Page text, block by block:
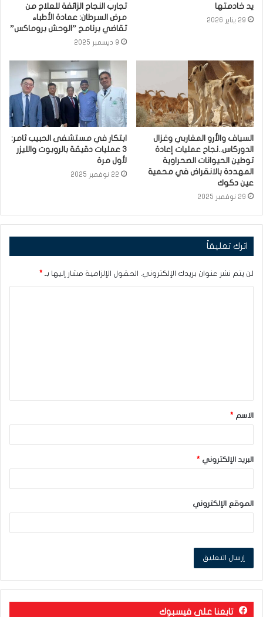
يد خادمتها⁩
29 يناير 2026
تجارب النجاح الزائفة للعلاج من
مرض السرطان: عمادة الأطباء
تقاضي برنامج ”الوحش بروماكس”
9 ديسمبر 2025
السياف والأرو المغاربي وغزال
الدوركاس..نجاح عمليات إعادة
توطين الحيوانات الصحراوية
المهددة بالانقراض في محمية
عين دكوك
29 نوفمبر 2025
ابتكار في مستشفى الحبيب ثامر:
3 عمليات دقيقة بالروبوت والليزر
لأول مرة
22 نوفمبر 2025
اترك تعليقاً
لن يتم نشر عنوان بريدك الإلكتروني. الحقول الإلزامية مشار إليها بـ *
ق
*
الاسم *
البريد الإلكتروني *
الموقع الإلكتروني
تابعنا على فيسبوك